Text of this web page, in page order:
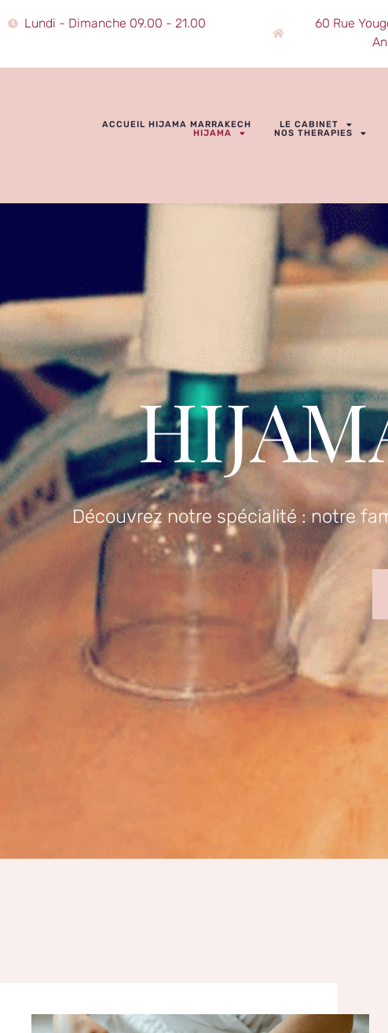
Lundi - Dimanche 09.00 - 21.00
60 Rue
ACCUEIL HIJAMA MARRAKECH
LE CABINET
HIJAMA
NOS THERAPIES
Découvrez notre spécialité : notre